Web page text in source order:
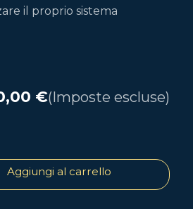
il proprio sistema
Aggiungi al carrello
€(Imposte escluse)